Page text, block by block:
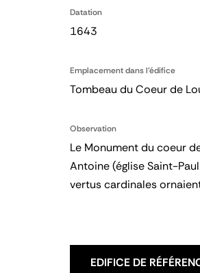
Datation
1643
Emplacement dans l'édifice
Tombeau du Coeur de
Observation
Le Monument du coeur
Antoine (église Saint-
vertus cardinales
EDIFICE DE